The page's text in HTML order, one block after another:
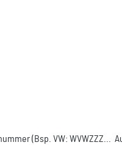
(Bsp. VW: WVWZZZ...